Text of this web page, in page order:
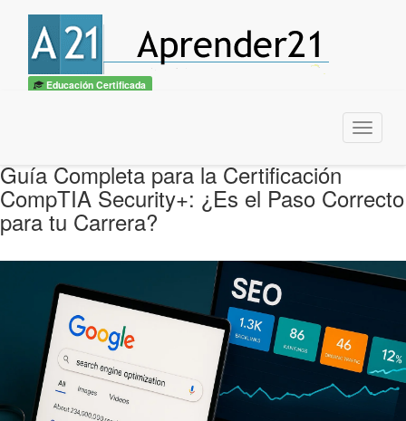
Educación Certificada
Menu
Guía Completa para la Certificación
CompTIA Security+: ¿Es el Paso Correcto
para tu Carrera?